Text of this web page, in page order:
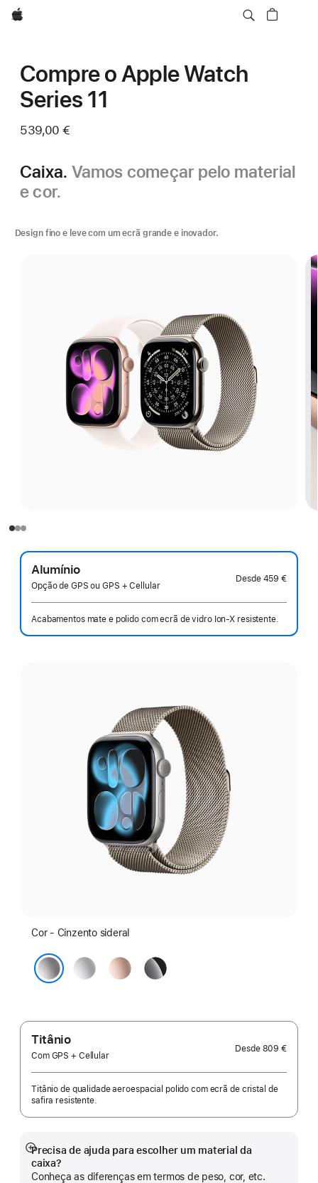
Apple
Compre o Apple Watch
Series 11
539,00 €
Caixa. Vamos começar pelo material
e cor.
Design fino e leve com um ecrã grande e inovador.
Alumínio
Opção de GPS ou GPS + Cellular
Desde 459 €
Acabamentos mate e polido com ecrã de vidro Ion‑X resistente.
Cor - Cinzento sideral
PrateadoRosa‑douradoPreto brilhante
Titânio
Com GPS + Cellular
Desde 809 €
Titânio de qualidade aeroespacial polido com ecrã de cristal de
safira resistente.
Precisa de ajuda para escolher um material da
caixa?
Conheça as diferenças em termos de peso, cor, etc.
Veja
mais